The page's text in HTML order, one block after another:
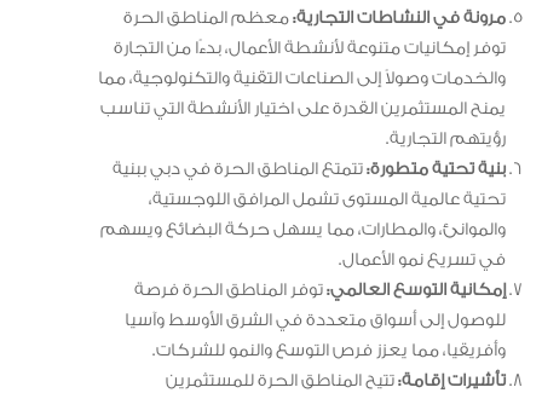
مرونة في النشاطات التجارية:معظم المناطق الحرة
توفر إمكانيات متنوعة لأنشطة الأعمال، بدءًا من التجارة
والخدمات وصولاً إلى الصناعات التقنية والتكنولوجية، مما
يمنح المستثمرين القدرة على اختيار الأنشطة التي تناسب
رؤيتهم التجارية.
بنية تحتية متطورة:تتمتع المناطق الحرة في دبي ببنية
تحتية عالمية المستوى تشمل المرافق اللوجستية،
والموانئ، والمطارات، مما يسهل حركة البضائع ويسهم
في تسريع نمو الأعمال.
إمكانية التوسع العالمي:توفر المناطق الحرة فرصة
للوصول إلى أسواق متعددة في الشرق الأوسط وآسيا
وأفريقيا، مما يعزز فرص التوسع والنمو للشركات.
تأشيرات إقامة:تتيح المناطق الحرة للمستثمرين